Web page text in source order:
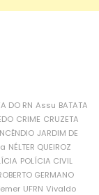
DO RN Assu BATATA
CRIME CRUZETA
JARDIM DE
NÉLTER QUEIROZ
POLÍCIA CIVIL
GERMANO
UFRN Vivaldo